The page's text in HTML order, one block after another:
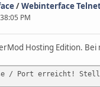
/Webinterface
PM
Hosting Edition.
/ Port erreicht!